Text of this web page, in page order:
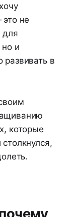
не
для
и
развивать в
которые